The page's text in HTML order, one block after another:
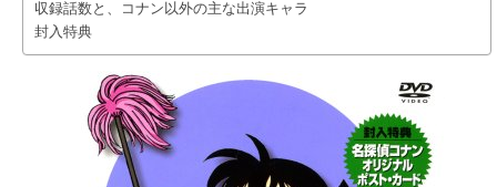
収録話数と、コナン以外の主な出演キャラ
封入特典